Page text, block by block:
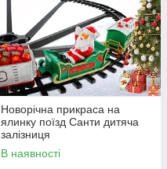
Новорічна прикраса на
ялинку поїзд Санти дитяча
залізниця
В наявності